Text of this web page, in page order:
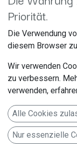
10cm
separate
CC-M524
Artikelnummer:
acv GmbH
Straßburger Allee
Priorität.
Die Verwendung
diesem Browser
Wir verwenden
zu verbessern.
verwenden,
Alle Cookies
Nur essenzielle